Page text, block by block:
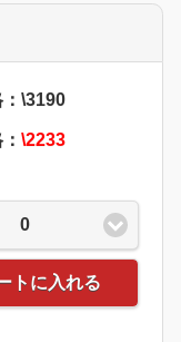
\3190
\2233
0
トに入れる